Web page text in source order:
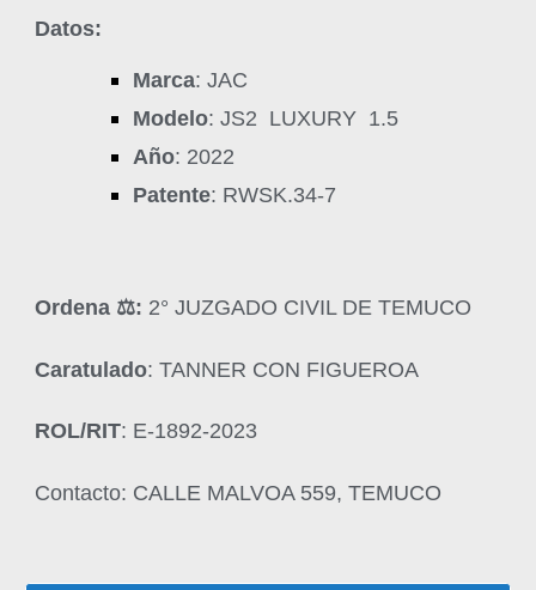
Datos:
Marca: JAC
Modelo: JS2 LUXURY 1.5
Año: 2022
Patente: RWSK.34-7
Ordena ‍⚖️: 2° JUZGADO CIVIL DE TEMUCO
Caratulado: TANNER CON FIGUEROA
ROL/RIT: E-1892-2023
Contacto: CALLE MALVOA 559, TEMUCO